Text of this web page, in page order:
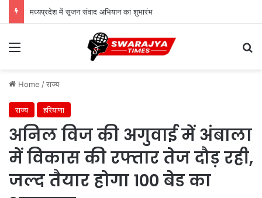
मध्यप्रदेश में सृजन संवाद अभियान का शुभारंभ
Menu
Home /राज्य
राज्य हरियाणा
अनिल विज की अगुवाई में अंबाला
में विकास की रफ्तार तेज दौड़ रही,
जल्द तैयार होगा 100 बेड का